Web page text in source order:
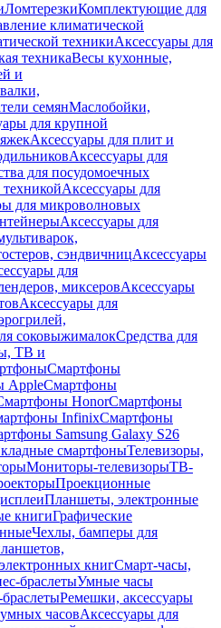
ЛомтерезкиКомплектующие для
климатической
техникиАксессуары для
техникаВесы кухонные,
и
семянМаслобойки,
для крупной
Аксессуары для плит и
Аксессуары для
для посудомоечных
техникойАксессуары для
для микроволновых
Аксессуары для
сэндвичницАксессуары
для
миксеровАксессуары
Аксессуары для
соковыжималокСредства для
ТВ и
Смартфоны
AppleСмартфоны
HonorСмартфоны
InfinixСмартфоны
Samsung Galaxy S26
смартфоныТелевизоры,
Мониторы-телевизорыТВ-
Проекционные
Планшеты, электронные
книгиГрафические
Чехлы, бамперы для
книгСмарт-часы,
браслетыУмные часы
Ремешки, аксессуары
часовАксессуары для